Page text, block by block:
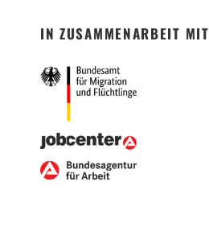
IN ZUSAMMENARBEIT MIT